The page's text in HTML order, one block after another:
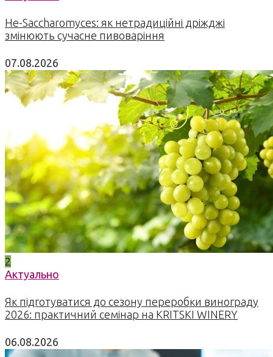
Не-Saccharomyces: як нетрадиційні дріжджі
змінюють сучасне пивоваріння
07.08.2026
2
Актуально
Як підготуватися до сезону переробки винограду
2026: практичний семінар на KRITSKI WINERY
06.08.2026